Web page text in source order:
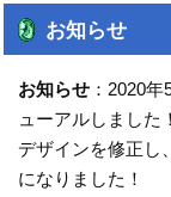
お知らせ
お知らせ ：2020
ューアルしました！
デザインを修正し
になりました！